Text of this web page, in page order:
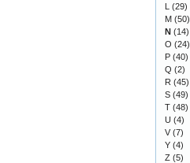
L (29)
M (50)
N (14)
O (24)
P (40)
Q (2)
R (45)
S (49)
T (48)
U (4)
V (7)
Y (4)
Z (5)